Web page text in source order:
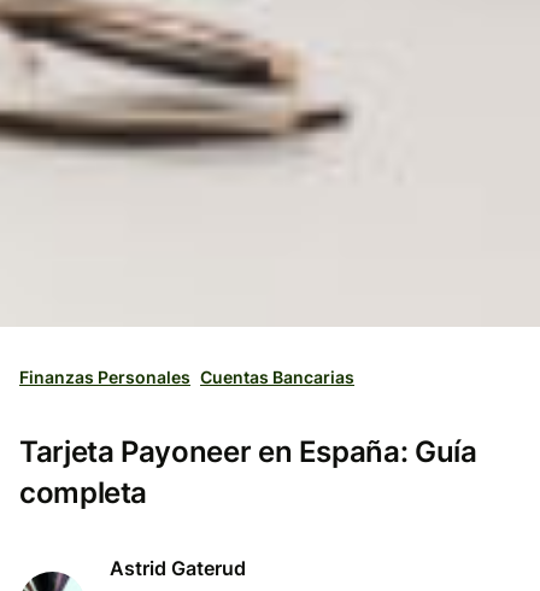
Finanzas Personales Cuentas Bancarias
Tarjeta Payoneer en España: Guía
completa
Astrid Gaterud